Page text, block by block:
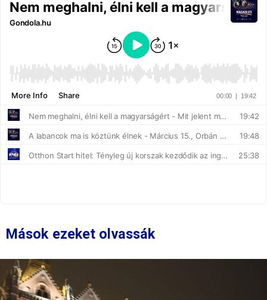
Mások ezeket olvassák